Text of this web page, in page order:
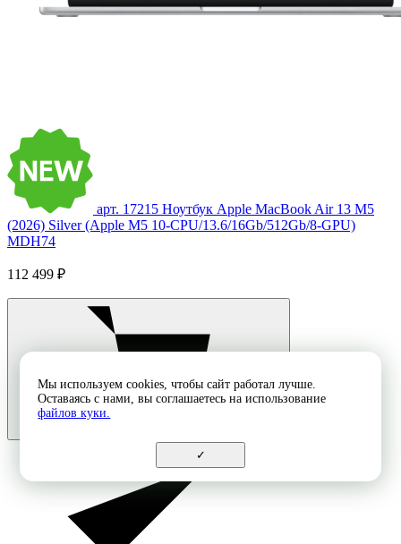
арт. 17215 Ноутбук Apple MacBook Air 13 M5
(2026) Silver (Apple M5 10-CPU/13.6/16Gb/512Gb/8-GPU)
MDH74
112 499 ₽
Мы используем cookies, чтобы сайт работал лучше.
Оставаясь с нами, вы соглашаетесь на использование
файлов куки.
✓